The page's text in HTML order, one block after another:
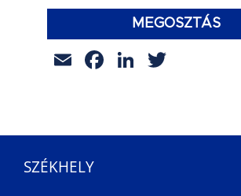
MEGOSZTÁS
EmailFacebook
LinkedIn
SZÉKHELY